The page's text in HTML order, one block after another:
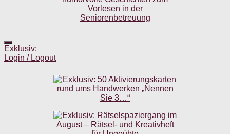
Exklusiv:
Login / Logout